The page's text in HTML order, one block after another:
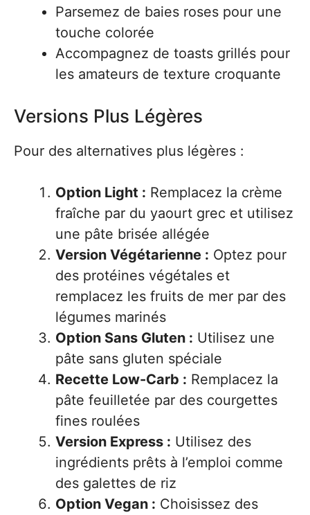
Parsemez de baies roses pour une
touche colorée
Accompagnez de toasts grillés pour
les amateurs de texture croquante
Versions Plus Légères
Pour des alternatives plus légères :
Option Light : Remplacez la crème
fraîche par du yaourt grec et utilisez
une pâte brisée allégée
Version Végétarienne : Optez pour
des protéines végétales et
remplacez les fruits de mer par des
légumes marinés
Option Sans Gluten : Utilisez une
pâte sans gluten spéciale
Recette Low-Carb : Remplacez la
pâte feuilletée par des courgettes
fines roulées
Version Express : Utilisez des
ingrédients prêts à l’emploi comme
des galettes de riz
Option Vegan : Choisissez des